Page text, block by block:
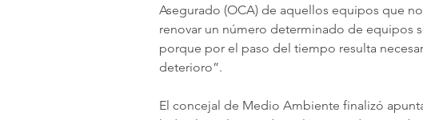
Asegurado (OCA) de aquellos equipos que
renovar un número determinado de equipos
porque por el paso del tiempo resulta
deterioro”.
El concejal de Medio Ambiente finalizó